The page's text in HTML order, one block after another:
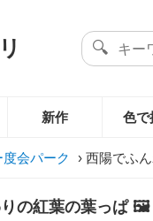
新作 色で
会パーク › 西陽でふ
の紅葉の葉っぱ